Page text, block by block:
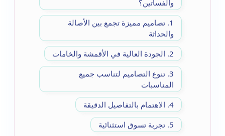
والفساتين؟
1. تصاميم مميزة تجمع بين الأصالة
والحداثة
2. الجودة العالية في الأقمشة والخامات
3. تنوع التصاميم لتناسب جميع
المناسبات
4. الاهتمام بالتفاصيل الدقيقة
5. تجربة تسوق استثنائية